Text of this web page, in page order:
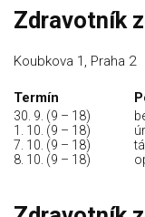
Zdravotník
Koubkova 1, Praha 2
Termín
30. 9. (9 – 18)
1. 10. (9 – 18)
7. 10. (9 – 18)
8. 10. (9 – 18)